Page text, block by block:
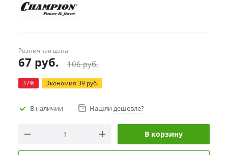
Розничная цена
67 руб. 106руб.
37% Экономия 39 руб.
В наличии Нашли дешевле?
В корзину